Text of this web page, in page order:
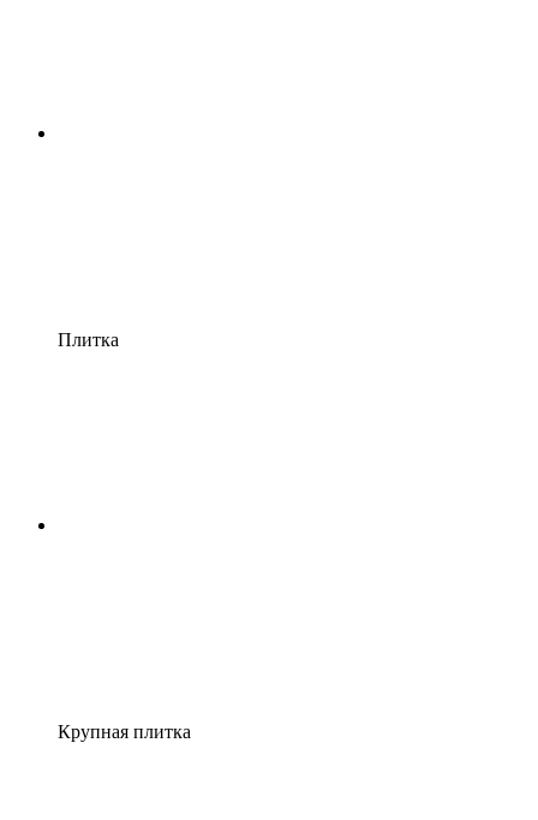
Плитка
Крупная плитка